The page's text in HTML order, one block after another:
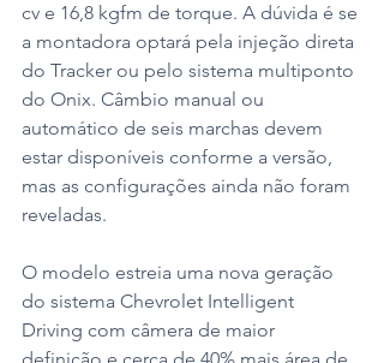
cv e 16,8 kgfm de torque. A dúvida é se
a montadora optará pela injeção direta
do Tracker ou pelo sistema multiponto
do Onix. Câmbio manual ou
automático de seis marchas devem
estar disponíveis conforme a versão,
mas as configurações ainda não foram
reveladas.
O modelo estreia uma nova geração
do sistema Chevrolet Intelligent
Driving com câmera de maior